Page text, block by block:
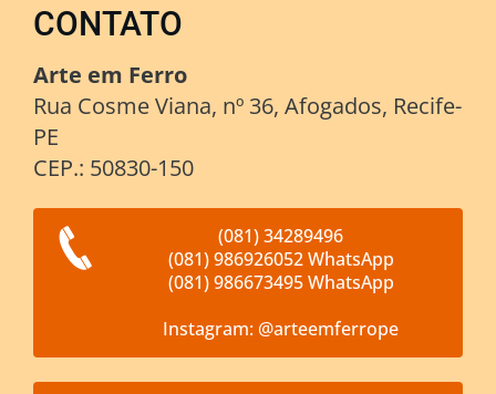
CONTATO
Arte em Ferro
Rua Cosme Viana, nº 36, Afogados, Recife-
PE
CEP.: 50830-150
(081) 34289496
(081) 986926052 WhatsApp
(081) 986673495 WhatsApp
Instagram: @arteemferrope